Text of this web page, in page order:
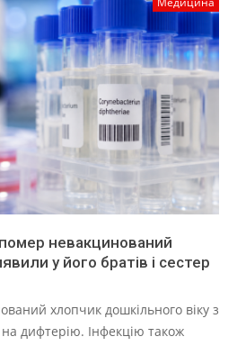
помер невакцинований
у його братів і сестер
хлопчик дошкільного віку з
дифтерію. Інфекцію також